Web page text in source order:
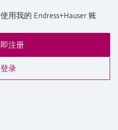
用我的 Endress+Hauser 账
注册
登录